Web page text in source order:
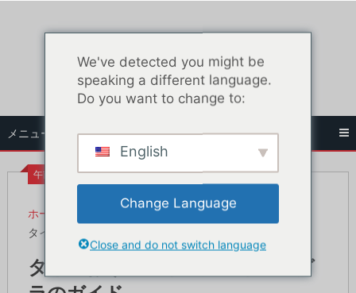
ス
キ
ッ
プ
メニュー
午前8時48分
ホーム
バンコクでの生活
タイにおけるバイアグラとカマグラのガイド
タイにおけるバイアグラとカマグ
We've detected you might be
speaking a different language.
Do you want to change to:
English
Change Language
Close and do not switch language